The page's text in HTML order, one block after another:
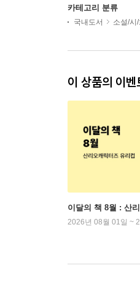
카테고리 분류
국내도서 소설/시
이 상품의 이벤
이달의 책 8월 : 산
2026년 08월 01일 ~